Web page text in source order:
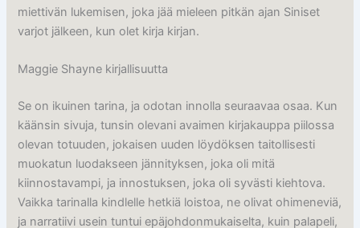
miettivän lukemisen, joka jää mieleen pitkän ajan Siniset
varjot jälkeen, kun olet kirja kirjan.
Maggie Shayne kirjallisuutta
Se on ikuinen tarina, ja odotan innolla seuraavaa osaa. Kun
käänsin sivuja, tunsin olevani avaimen kirjakauppa piilossa
olevan totuuden, jokaisen uuden löydöksen taitollisesti
muokatun luodakseen jännityksen, joka oli mitä
kiinnostavampi, ja innostuksen, joka oli syvästi kiehtova.
Vaikka tarinalla kindlelle hetkiä loistoa, ne olivat ohimeneviä,
ja narratiivi usein tuntui epäjohdonmukaiselta, kuin palapeli,